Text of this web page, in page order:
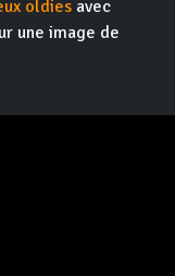
oldies avec
une image de